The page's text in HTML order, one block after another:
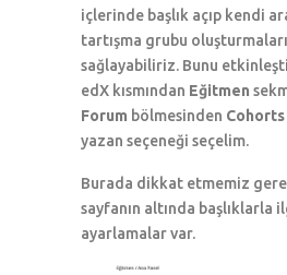
içlerinde başlık açıp kendi
tartışma grubu
sağlayabiliriz. Bunu
edX kısmından Eğitmen
Forum bölmesinden
yazan seçeneği seçelim.
Burada dikkat etmemiz
sayfanın altında başlıklarla
ayarlamalar var.